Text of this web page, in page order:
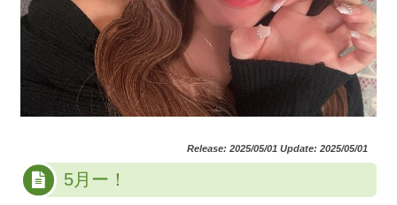
Release: 2025/05/01 Update: 2025/05/01
5月ー！